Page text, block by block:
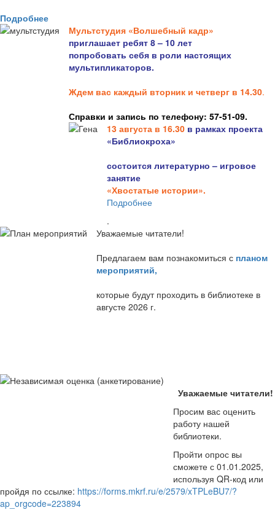
Подробнее
Мультстудия «Волшебный кадр»
приглашает ребят 8 – 10 лет
попробовать себя в роли настоящих
мультипликаторов.
Ждем вас каждый вторник и четверг в 14.30.
Справки и запись по телефону: 57-51-09.
13 августа в 16.30 в рамках проекта
«Библиокроха»
состоится литературно – игровое
занятие
«Хвостатые истории».
Подробнее
.
Уважаемые читатели!
Предлагаем вам познакомиться с планом
мероприятий,
которые будут проходить в библиотеке в
августе 2026 г.
Уважаемые читатели!
Просим вас оценить
работу нашей
библиотеки.
Пройти опрос вы
сможете с 01.01.2025,
используя QR-код или
пройдя по ссылке: https://forms.mkrf.ru/e/2579/xTPLeBU7/?
ap_orgcode=223894